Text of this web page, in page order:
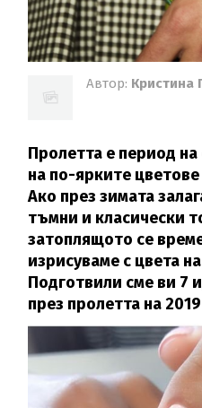
Автор: Кристина
Пролетта е период
на по-ярките
Ако през зимата
тъмни и класически
затоплящото се
изрисуваме с цвета
Подготвили сме ви 7
през пролетта на